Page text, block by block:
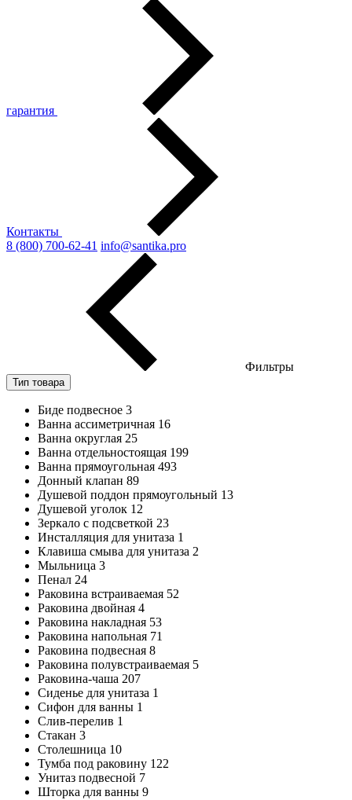
гарантия
Контакты
8 (800) 700-62-41 info@santika.pro
Фильтры
Тип товара
Биде подвесное 3
Ванна ассиметричная 16
Ванна округлая 25
Ванна отдельностоящая 199
Ванна прямоугольная 493
Донный клапан 89
Душевой поддон прямоугольный 13
Душевой уголок 12
Зеркало с подсветкой 23
Инсталляция для унитаза 1
Клавиша смыва для унитаза 2
Мыльница 3
Пенал 24
Раковина встраиваемая 52
Раковина двойная 4
Раковина накладная 53
Раковина напольная 71
Раковина подвесная 8
Раковина полувстраиваемая 5
Раковина-чаша 207
Сиденье для унитаза 1
Сифон для ванны 1
Слив-перелив 1
Стакан 3
Столешница 10
Тумба под раковину 122
Унитаз подвесной 7
Шторка для ванны 9